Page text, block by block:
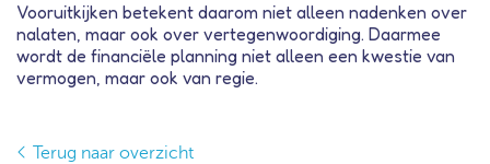
Vooruitkijken betekent daarom niet alleen nadenken over
nalaten, maar ook over vertegenwoordiging. Daarmee
wordt de financiële planning niet alleen een kwestie van
vermogen, maar ook van regie.
Terug naar overzicht